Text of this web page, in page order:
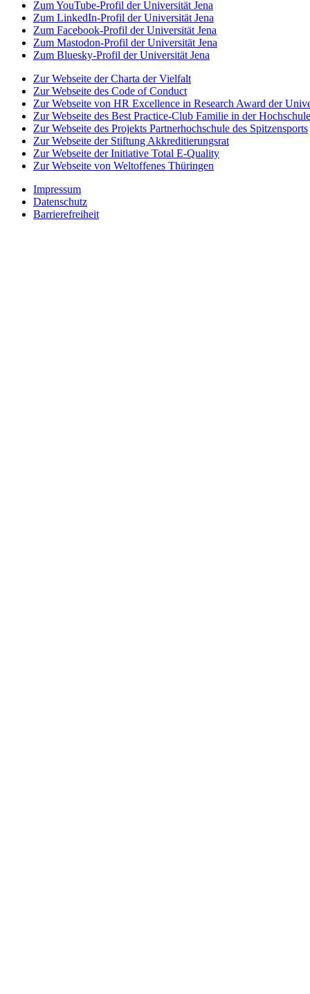
Zum YouTube-Profil der Universität Jena
Zum LinkedIn-Profil der Universität Jena
Zum Facebook-Profil der Universität Jena
Zum Mastodon-Profil der Universität Jena
Zum Bluesky-Profil der Universität Jena
Zur Webseite der Charta der Vielfalt
Zur Webseite des Code of Conduct
Zur Webseite von HR Excellence in Research Award der
Zur Webseite des Best Practice-Club Familie in der Hochschule
Zur Webseite des Projekts Partnerhochschule des Spitzensports
Zur Webseite der Stiftung Akkreditierungsrat
Zur Webseite der Initiative Total E-Quality
Zur Webseite von Weltoffenes Thüringen
Impressum
Datenschutz
Barrierefreiheit